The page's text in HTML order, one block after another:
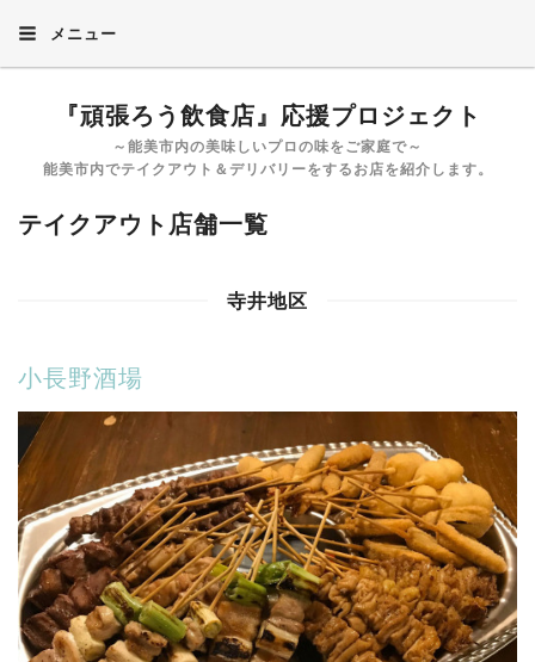
メニュー
『頑張ろう飲食店』応援プロジェクト
～能美市内の美味しいプロの味をご家庭で～
能美市内でテイクアウト＆デリバリーをするお店を紹介します。
テイクアウト店舗一覧
寺井地区
小長野酒場